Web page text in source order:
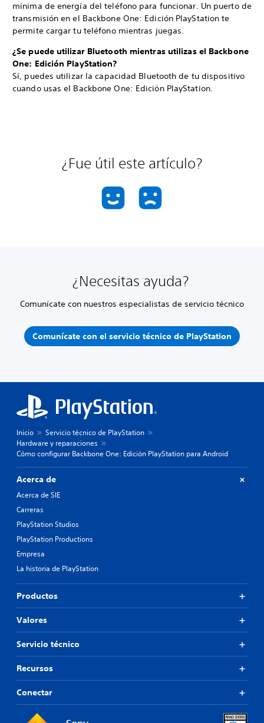
mínima de energía del teléfono para funcionar. Un puerto de
transmisión en el Backbone One: Edición PlayStation te
permite cargar tu teléfono mientras juegas.
¿Se puede utilizar Bluetooth mientras utilizas el Backbone
One: Edición PlayStation?
Sí, puedes utilizar la capacidad Bluetooth de tu dispositivo
cuando usas el Backbone One: Edición PlayStation.
¿Fue útil este artículo?
¿Necesitas ayuda?
Comunícate con nuestros especialistas de servicio técnico
Comunícate con el servicio técnico de PlayStation
Inicio
Servicio técnico de PlayStation
Hardware y reparaciones
Cómo configurar Backbone One: Edición PlayStation para Android
Acerca de
Acerca de SIE
Carreras
PlayStation Studios
PlayStation Productions
Empresa
La historia de PlayStation
Productos
Valores
Servicio técnico
Recursos
Conectar